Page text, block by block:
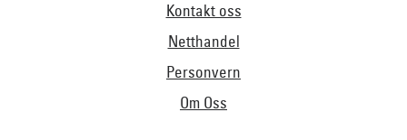
Kontakt oss
Netthandel
Personvern
Om Oss